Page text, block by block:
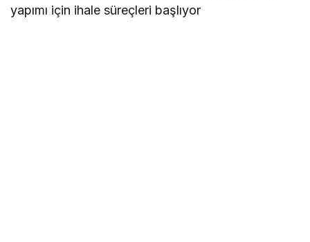
yapımı için ihale süreçleri başlıyor